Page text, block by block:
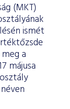
(MKT)
ismét
a
májusa